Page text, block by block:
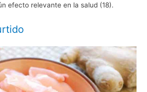
efecto relevante en la salud (18).